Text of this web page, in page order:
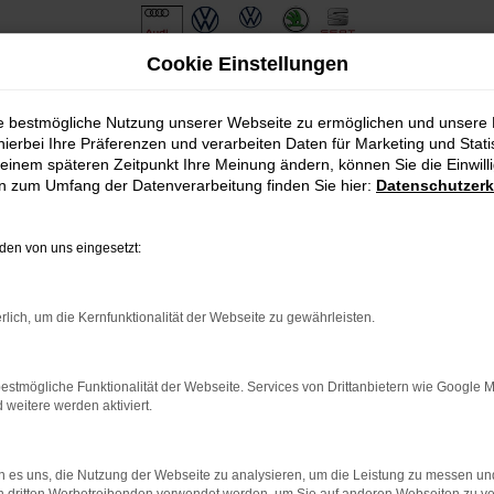
bestimmter Seiten verhindern. Funktioniert die Seite in
dem neuesten Stand sind.
kann auch dazu führen, dass bestimmte Funktionen nicht
Cookie Einstellungen
bestmögliche Nutzung unserer Webseite zu ermöglichen und unsere
Ihre Präferenzen und verarbeiten Daten für Marketing und
späteren Zeitpunkt Ihre Meinung ändern, können Sie die
zum Umfang der Datenverarbeitung finden Sie hier:
von uns eingesetzt:
um die Kernfunktionalität der Webseite zu gewährleisten.
Funktionalität der Webseite. Services von Drittanbietern wie Google
weitere werden aktiviert.
es uns, die Nutzung der Webseite zu analysieren, um die Leistung zu messen